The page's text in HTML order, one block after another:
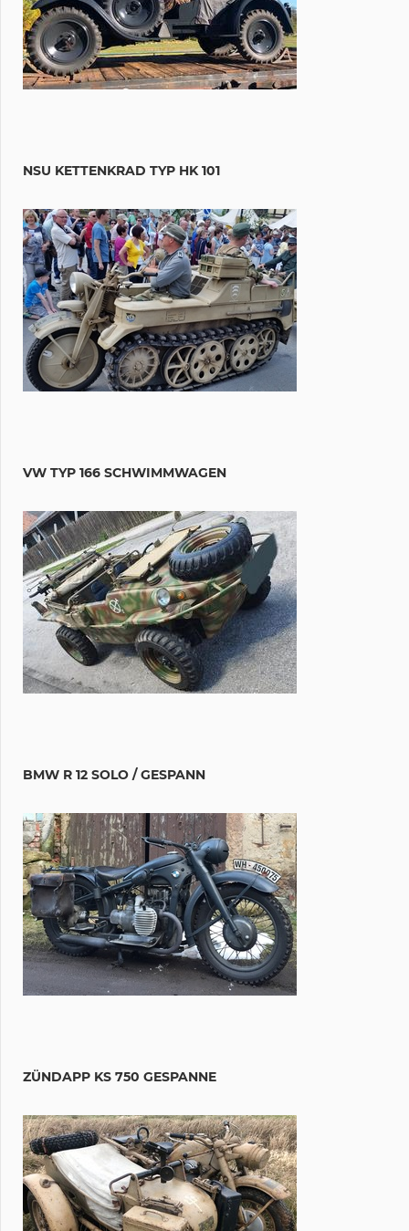
NSU KETTENKRAD TYP HK 101
VW TYP 166 SCHWIMMWAGEN
BMW R 12 SOLO / GESPANN
ZÜNDAPP KS 750 GESPANNE